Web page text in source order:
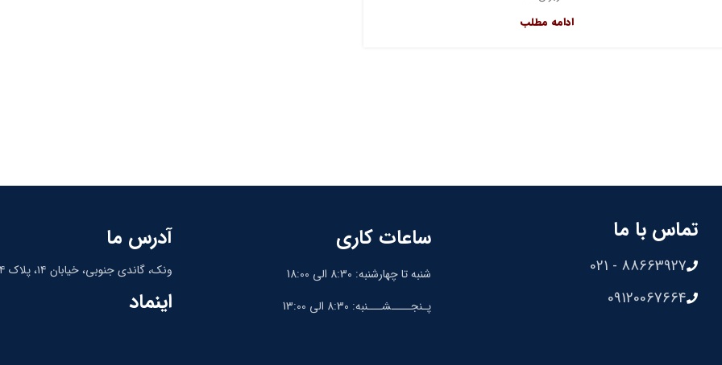
ادامه مطلب
تماس با ما
88663927 - 021
09120067664
ساعات کاری
شنبه تا چهارشنبه: 8:30 الی 18:00
پـنجــــشـــنبه: 8:30 الی 13:00
آدرس ما
ونک، گاندی جنوبی، خیابان ۱۴، پلاک ۱۴، واحد ۹
اینماد